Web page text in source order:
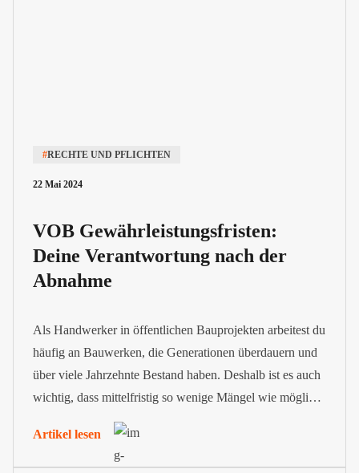
#RECHTE UND PFLICHTEN
22 Mai 2024
VOB Gewährleistungsfristen:
Deine Verantwortung nach der
Abnahme
Als Handwerker in öffentlichen Bauprojekten arbeitest du
häufig an Bauwerken, die Generationen überdauern und
über viele Jahrzehnte Bestand haben. Deshalb ist es auch
wichtig, dass mittelfristig so wenige Mängel wie möglich
auftreten. Aus diesem Grund sieht die VOB
Gewährleistungsfristen vor. Sie bestimmen den Zeitraum
nach der Abnahme, in dem dein Unternehmen für
Artikel lesen